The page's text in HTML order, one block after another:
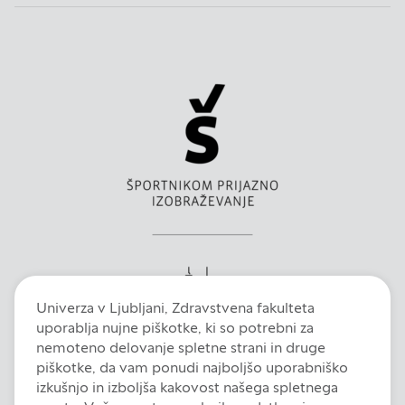
Univerza v Ljubljani, Zdravstvena fakulteta
uporablja nujne piškotke, ki so potrebni za
nemoteno delovanje spletne strani in druge
piškotke, da vam ponudi najboljšo uporabniško
izkušnjo in izboljša kakovost našega spletnega
uporabljajo za izdelavo profila vaših interesov, ki ga
nato uporabijo za prikazovanje ustreznih oglasov
na drugih spletnih mestih. Pri delu uporabljajo
edinstveno prepoznavanje vašega brskalnika in
naprave. Če zavrnete uporabo teh piškotkov, ne
boste deležni našega ciljnega spletnega
Zavrni vse
Potrdi moje izbire